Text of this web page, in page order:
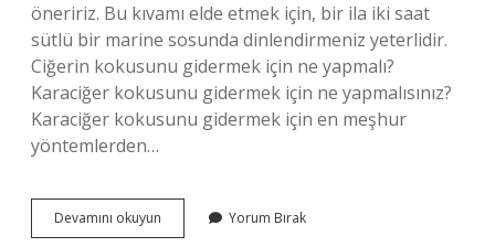
öneririz. Bu kıvamı elde etmek için, bir ila iki saat
sütlü bir marine sosunda dinlendirmeniz yeterlidir.
Ciğerin kokusunu gidermek için ne yapmalı?
Karaciğer kokusunu gidermek için ne yapmalısınız?
Karaciğer kokusunu gidermek için en meşhur
yöntemlerden…
Devamını okuyun
Sarımsak
Yorum Bırak